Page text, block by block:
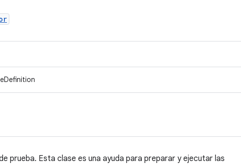
prueba. Esta clase es una ayuda para preparar y ejecutar las